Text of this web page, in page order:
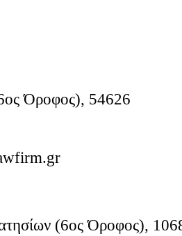
Όροφος), 54626
(6ος Όροφος),